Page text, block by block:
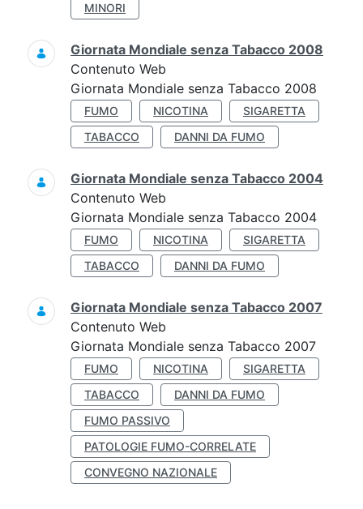
MINORI
Giornata Mondiale senza Tabacco 2008
Contenuto Web
Giornata Mondiale senza Tabacco 2008
FUMO NICOTINA
SIGARETTA
TABACCO
DANNI DA FUMO
Giornata Mondiale senza Tabacco 2004
Contenuto Web
Giornata Mondiale senza Tabacco 2004
FUMO NICOTINA
SIGARETTA
TABACCO
DANNI DA FUMO
Giornata Mondiale senza Tabacco 2007
Contenuto Web
Giornata Mondiale senza Tabacco 2007
FUMO NICOTINA
SIGARETTA
TABACCO
DANNI DA FUMO
FUMO PASSIVO
PATOLOGIE FUMO-CORRELATE
CONVEGNO NAZIONALE